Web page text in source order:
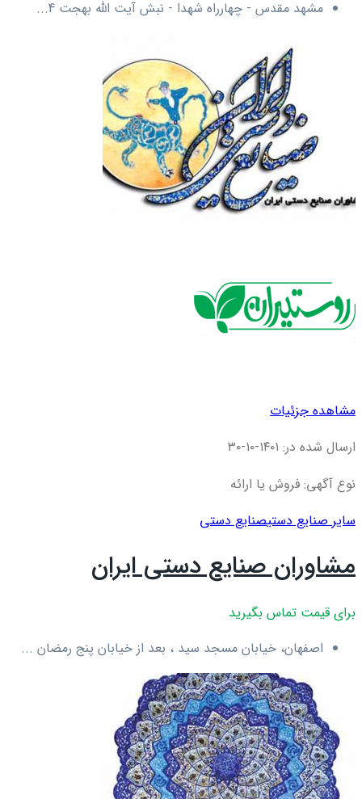
مشهد مقدس - چهارراه شهدا - نبش آیت الله بهجت 4...
مشاهده جزئیات
ارسال شده در: ۱۴۰۱-۱۰-۳۰
نوع آگهی: فروش یا ارائه
سایر صنایع دستیصنایع دستی
مشاوران صنایع دستی ایران
برای قیمت تماس بگیرید
اصفهان، خیابان مسجد سید ، بعد از خیابان پنج رمضان ...